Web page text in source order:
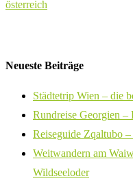
österreich
Neueste Beiträge
Städtetrip Wien – die
Rundreise Georgien –
Reiseguide Zqaltubo
Weitwandern am
Wildseeloder